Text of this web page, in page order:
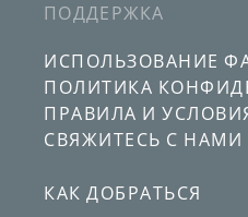
ПОДДЕРЖКА
ИСПОЛЬЗОВАНИЕ
ПОЛИТИКА
ПРАВИЛА И
СВЯЖИТЕСЬ С НАМИ
КАК ДОБРАТЬСЯ